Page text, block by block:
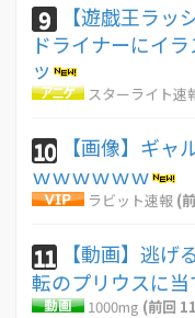
9
【遊戯王ラ
ドライナーにイ
ッ
スターライト速
10
【画像】ギ
ｗｗｗｗｗｗ
ラビット速報 (
11
【動画】逃
転のプリウスに当
1000mg (前回